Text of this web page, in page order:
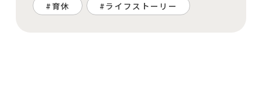
育休 ライフストーリー